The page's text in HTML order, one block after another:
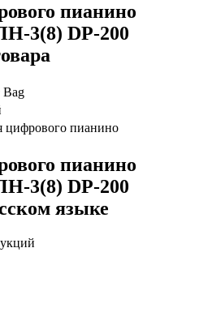
пианино
3(8) DP-200
Bag
цифрового пианино
пианино
3(8) DP-200
языке